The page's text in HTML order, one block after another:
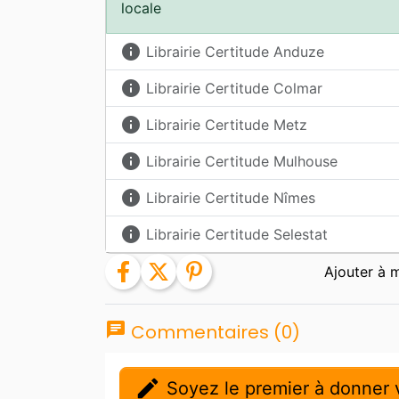
locale
info Librairie Certitude Anduze
info Librairie Certitude Colmar
info Librairie Certitude Metz
info Librairie Certitude Mulhouse
info Librairie Certitude Nîmes
info Librairie Certitude Selestat
facebook twitter pinterest
chat Commentaires (0)
edit Soyez le premier à donner